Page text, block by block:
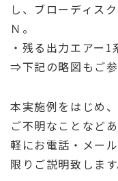
し、ブローディス
Ｎ。
・残る出力エアー1
⇒下記の略図もご参
本実施例をはじめ
ご不明なことなど
軽にお電話・メー
限りご説明致します